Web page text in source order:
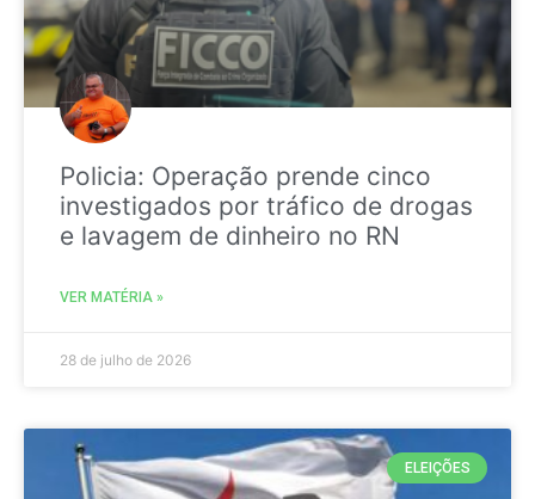
Policia: Operação prende cinco
investigados por tráfico de drogas
e lavagem de dinheiro no RN
VER MATÉRIA »
28 de julho de 2026
ELEIÇÕES